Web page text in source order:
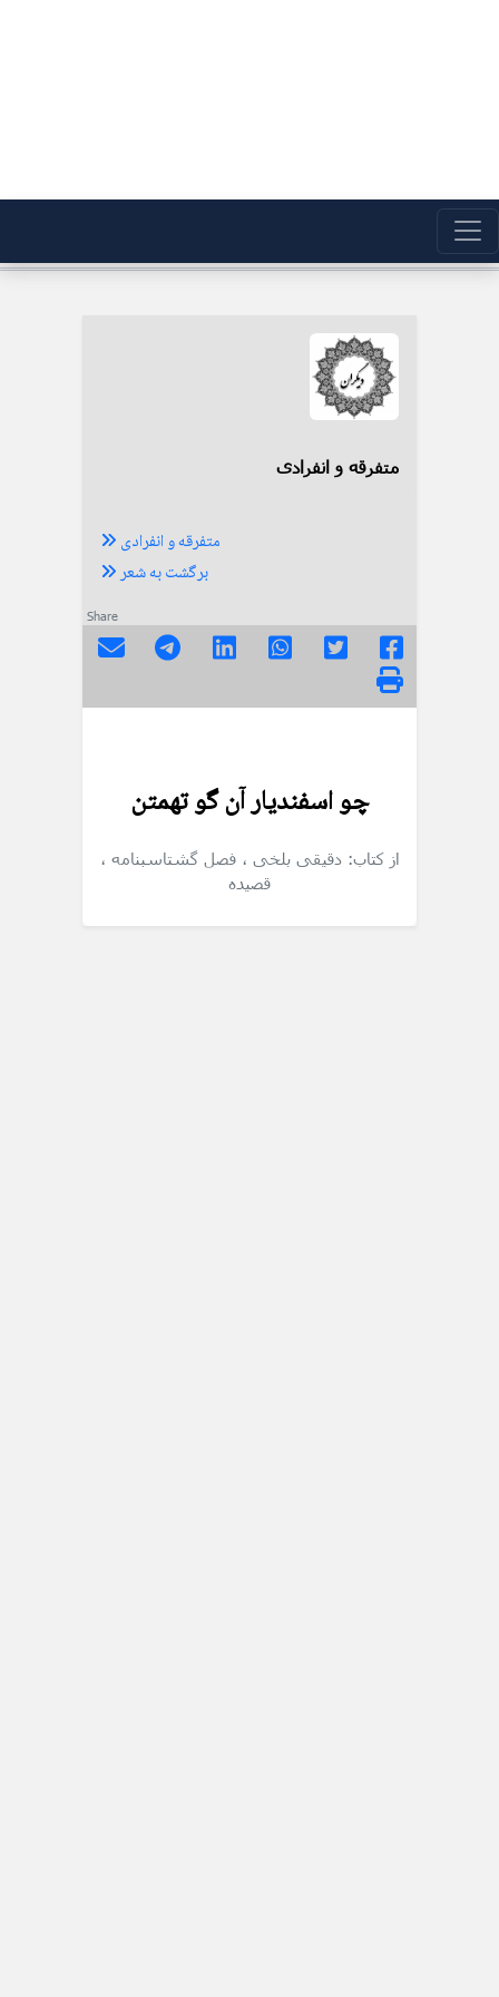
متفرقه و انفرادی
متفرقه و انفرادی
برگشت به شعر
Share
چو اسفندیار آن گو تهمتن
از کتاب: دقیقی بلخی ، فصل گشتاسبنامه ،
قصیده